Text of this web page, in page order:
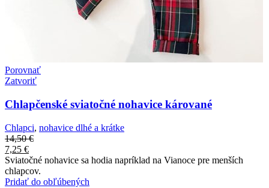
Porovnať
Zatvoriť
Chlapčenské sviatočné nohavice kárované
Chlapci, nohavice dlhé a krátke
14,50€
7,25 €
Sviatočné nohavice sa hodia napríklad na Vianoce pre menších
chlapcov.
Pridať do obľúbených